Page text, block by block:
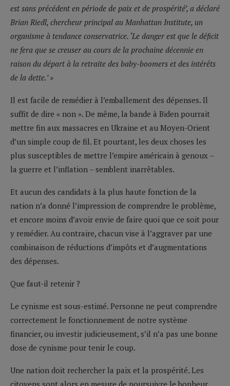
est sans précédent en période de paix et de prospérité’, a déclaré
Brian Riedl, chercheur principal au Manhattan Institute, un
organisme à tendance conservatrice. ‘Le danger est que le déficit
ne fera que se creuser au cours de la prochaine décennie en
raison du départ à la retraite des baby-boomers et des intérêts
de la dette.’ »
Il est facile de remédier à l’emballement des dépenses. Il
suffit de dire « non ». De même, la bande à Biden pourrait
mettre fin aux massacres en Ukraine et au Moyen-Orient
d’un simple coup de fil. Et pourtant, les deux choses les
plus susceptibles de mettre l’empire américain à genoux –
la guerre et l’inflation – semblent inarrêtables.
Et aucun des candidats à la plus haute fonction de la
nation n’a donné l’impression de comprendre le problème,
et encore moins d’avoir envie de faire quoi que ce soit pour
y remédier. Au contraire, chacun vise à l’aggraver par une
combinaison de réductions d’impôts et d’augmentations
des dépenses.
Que faut-il retenir ?
Le cynisme est sous-estimé. Personne ne peut comprendre
correctement le fonctionnement de notre système
financier, ou investir judicieusement, s’il n’a pas une bonne
dose de cynisme pour tenir le coup.
Une nation doit rechercher la paix et la prospérité. Les
citoyens sont alors en mesure de poursuivre le bonheur